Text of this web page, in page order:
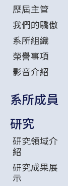
歷屆主管
我們的驕傲
系所組織
榮譽事項
影音介紹
系所成員
研究
研究領域介
紹
研究成果展
示